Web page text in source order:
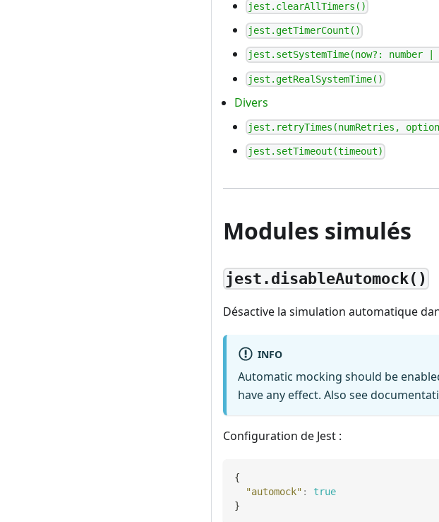
jest.clearAllTimers()
jest.getTimerCount()
jest.setSystemTime(now?: number |
jest.getRealSystemTime()
Divers
jest.retryTimes(numRetries,
jest.setTimeout(timeout)
Modules simulés
jest.disableAutomock()
Désactive la simulation automatique
INFO
Automatic mocking should be
have any effect. Also see
Configuration de Jest :
{
"automock" :
true
}